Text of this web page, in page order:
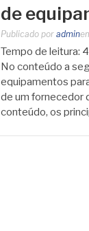
de
Publicado por admin
Tempo de leitura: 4
No conteúdo a
equipamentos
de um fornecedor
conteúdo, os